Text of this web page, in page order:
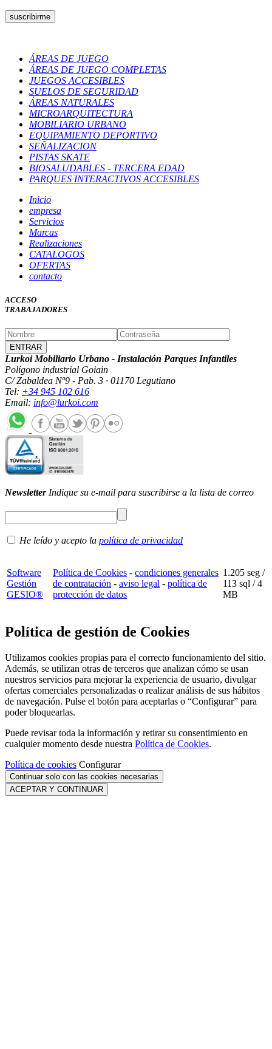
ÁREAS DE JUEGO
ÁREAS DE JUEGO COMPLETAS
JUEGOS ACCESIBLES
SUELOS DE SEGURIDAD
ÁREAS NATURALES
MICROARQUITECTURA
MOBILIARIO URBANO
EQUIPAMIENTO DEPORTIVO
SEÑALIZACION
PISTAS SKATE
BIOSALUDABLES - TERCERA EDAD
PARQUES INTERACTIVOS ACCESIBLES
Inicio
empresa
Servicios
Marcas
Realizaciones
CATALOGOS
OFERTAS
contacto
ACCESO
TRABAJADORES
Lurkoi Mobiliario Urbano - Instalación Parques Infantiles
Polígono industrial Goiain
C/ Zabaldea Nº9 - Pab. 3 · 01170 Legutiano
Tel: +34 945 102 616
Email: info@lurkoi.com
NewsletterIndique su e-mail para suscribirse a la lista de correo
He leído y acepto la política de privacidad
Software
Gestión
GESIO®
Política de Cookies - condiciones generales
de contratación - aviso legal - política de
protección de datos
1.205 seg /
113 sql / 4
MB
Política de gestión de Cookies
Utilizamos cookies propias para el correcto funcionamiento del sitio.
Además, se utilizan otras de terceros que analizan cómo se usan
nuestros servicios para mejorar la experiencia de usuario, divulgar
ofertas comerciales personalizadas o realizar análisis de sus hábitos
de navegación. Pulse el botón para aceptarlas o “Configurar” para
poder bloquearlas.
Puede revisar toda la información y retirar su consentimiento en
cualquier momento desde nuestra Política de Cookies.
Política de cookies Configurar
Continuar solo con las cookies necesarias
ACEPTAR Y CONTINUAR